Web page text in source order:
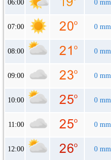
06:00 0 mm
07:00 0 mm
08:00 0 mm
09:00 0 mm
10:00 0 mm
11:00 0 mm
12:00 0 mm